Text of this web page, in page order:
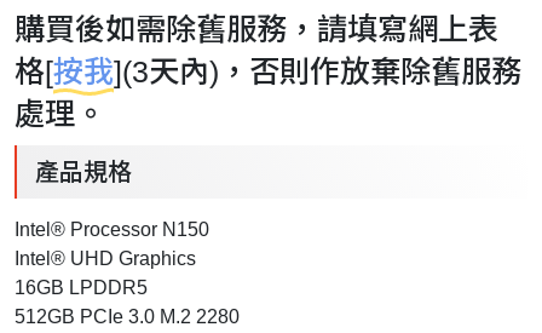
購買後如需除舊服務，請填寫網上表
格[按我](3天內)，否則作放棄除舊服務
處理。
產品規格
Intel® Processor N150
Intel® UHD Graphics
16GB LPDDR5
512GB PCIe 3.0 M.2 2280